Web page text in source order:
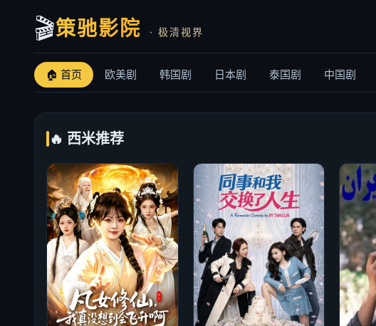
🎬策驰影院 · 极清视界
🏠 首页 欧美剧 韩国剧 日本剧 泰国剧 中国剧
🔥 西米推荐